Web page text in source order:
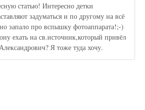
статью! Интересно детки
задуматься и по другому на всё
запало про вспышку фотоаппарата!;-)
ехать на св.источник,который привёл
Я тоже туда хочу.